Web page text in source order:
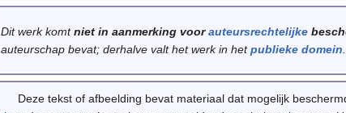
Dit werk komtniet in aanmerking voorauteursrechtelijke
auteurschap bevat; derhalve valt het werk in hetpublieke domein
Deze tekst of afbeelding bevat materiaal dat mogelijk